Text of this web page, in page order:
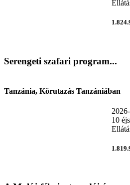
Serengeti szafari program...
Tanzánia, Körutazás Tanzániában
10